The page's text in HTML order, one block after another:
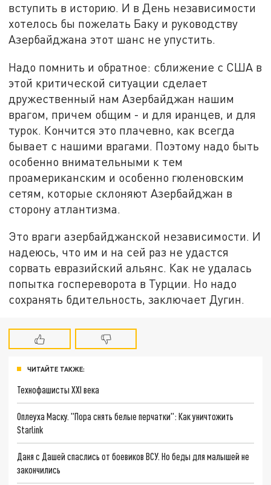
вступить в историю. И в День независимости
хотелось бы пожелать Баку и руководству
Азербайджана этот шанс не упустить.
Надо помнить и обратное: сближение с США в
этой критической ситуации сделает
дружественный нам Азербайджан нашим
врагом, причем общим - и для иранцев, и для
турок. Кончится это плачевно, как всегда
бывает с нашими врагами. Поэтому надо быть
особенно внимательными к тем
проамериканским и особенно гюленовским
сетям, которые склоняют Азербайджан в
сторону атлантизма.
Это враги азербайджанской независимости. И
надеюсь, что им и на сей раз не удастся
сорвать евразийский альянс. Как не удалась
попытка госпереворота в Турции. Но надо
сохранять бдительность, заключает Дугин.
ЧИТАЙТЕ ТАКЖЕ:
Технофашисты XXI века
Оплеуха Маску. "Пора снять белые перчатки": Как уничтожить
Starlink
Даня с Дашей спаслись от боевиков ВСУ. Но беды для малышей не
закончились